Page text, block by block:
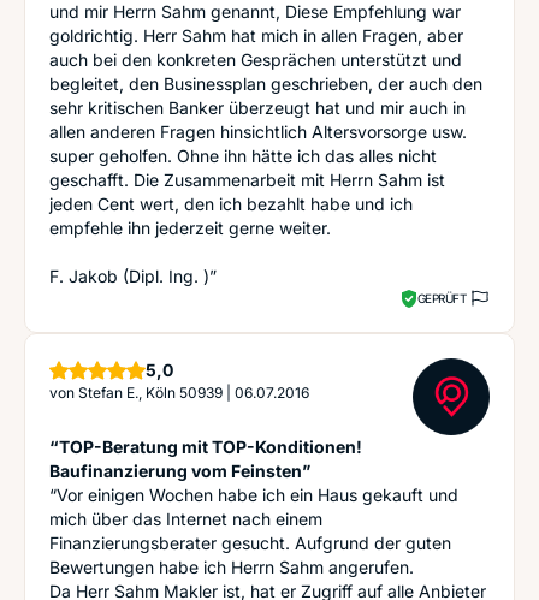
und mir Herrn Sahm genannt, Diese Empfehlung war
goldrichtig. Herr Sahm hat mich in allen Fragen, aber
auch bei den konkreten Gesprächen unterstützt und
begleitet, den Businessplan geschrieben, der auch den
sehr kritischen Banker überzeugt hat und mir auch in
allen anderen Fragen hinsichtlich Altersvorsorge usw.
super geholfen. Ohne ihn hätte ich das alles nicht
geschafft. Die Zusammenarbeit mit Herrn Sahm ist
jeden Cent wert, den ich bezahlt habe und ich
empfehle ihn jederzeit gerne weiter.
F. Jakob (Dipl. Ing. )”
GEPRÜFT
5,0Sterne
von Stefan E., Köln 50939 06.07.2016
“TOP-Beratung mit TOP-Konditionen!
Baufinanzierung vom Feinsten”
“Vor einigen Wochen habe ich ein Haus gekauft und
mich über das Internet nach einem
Finanzierungsberater gesucht. Aufgrund der guten
Bewertungen habe ich Herrn Sahm angerufen.
Da Herr Sahm Makler ist, hat er Zugriff auf alle Anbieter